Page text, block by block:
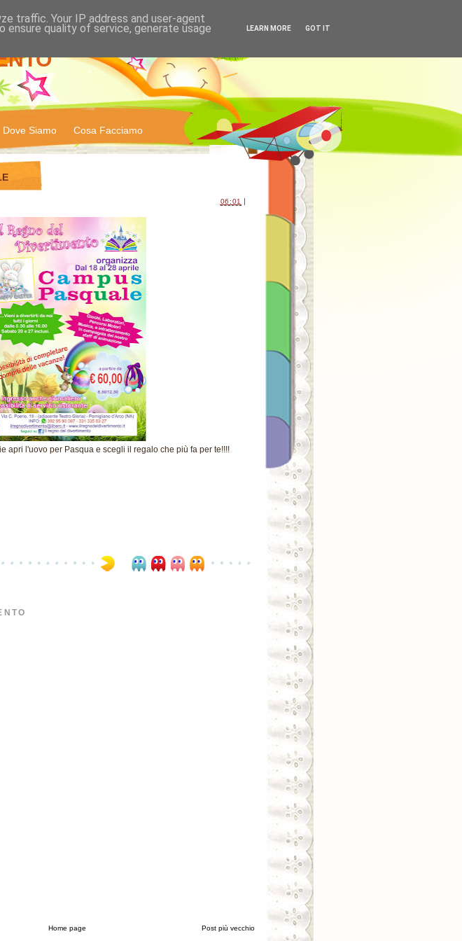
Dove Siamo Cosa Facciamo
06:01 |
apri l'uovo per Pasqua e scegli il regalo che più fa per te!!!!
Post più vecchio
Home page
traffic. Your IP address and user-agent
ensure quality of service, generate usage LEARN MORE GOT IT